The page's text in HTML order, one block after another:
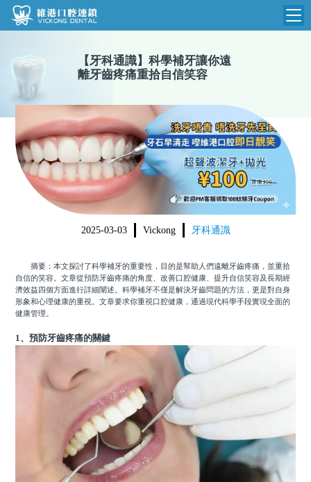
維港首頁
品牌介紹
環境設備
醫院新聞
收費標準
N
收費總表
植牙收費
根管收費
美學收費
箍牙收費
醫生團隊
門診時間
【 牙科通識】 科學補牙讓你遠
離牙齒疼痛重拾自信笑容
2025-03-03 Vickong 牙科通識
摘要：本文探討了科學補牙的重要性，目的是幫助人們遠離牙齒疼痛，並重拾
自信的笑容。文章從預防牙齒疼痛的角度、改善口腔健康、提升自信笑容及長期經
濟效益四個方面進行詳細闡述。科學補牙不僅是解決牙齒問題的方法，更是對自身
形象和心理健康的重視。文章要求你重視口腔健康，通過現代科學手段實現全面的
健康管理。
1、預防牙齒疼痛的關鍵